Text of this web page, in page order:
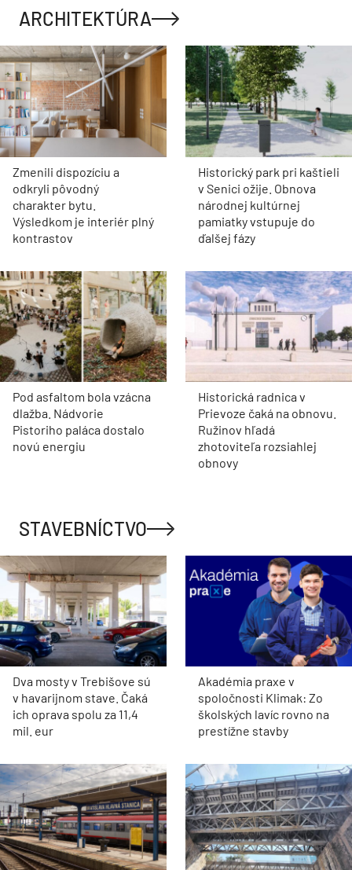
ARCHITEKTÚRA
Zmenili dispozíciu a
odkryli pôvodný
charakter bytu.
Výsledkom je interiér plný
kontrastov
Historický park pri kaštieli
v Senici ožije. Obnova
národnej kultúrnej
pamiatky vstupuje do
ďalšej fázy
Pod asfaltom bola vzácna
dlažba. Nádvorie
Pistoriho paláca dostalo
novú energiu
Historická radnica v
Prievoze čaká na obnovu.
Ružinov hľadá
zhotoviteľa rozsiahlej
obnovy
STAVEBNÍCTVO
Dva mosty v Trebišove sú
v havarijnom stave. Čaká
ich oprava spolu za 11,4
mil. eur
Akadémia praxe v
spoločnosti Klimak: Zo
školských lavíc rovno na
prestížne stavby